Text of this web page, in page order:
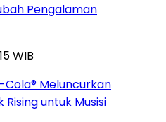
Pengalaman
WIB
Meluncurkan
untuk Musisi